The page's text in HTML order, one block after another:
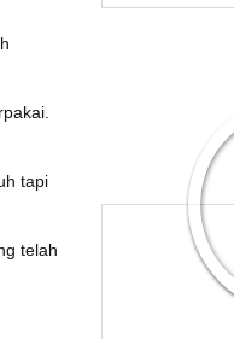
tapi
telah